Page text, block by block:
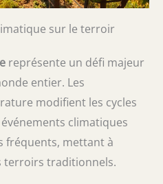
sur le terroir
représente un défi majeur
entier. Les
modifient les cycles
climatiques
fréquents, mettant à
terroirs traditionnels.